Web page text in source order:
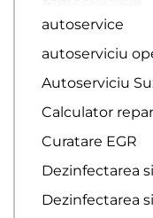
autoservice
autoserviciu
Autoserviciu
Calculator
Curatare EGR
Dezinfectarea
Dezinfectarea